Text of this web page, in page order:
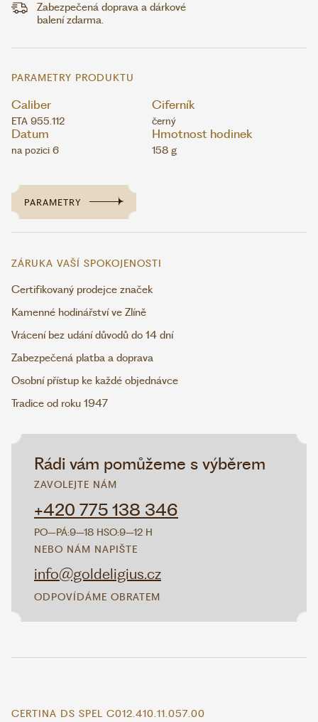
Rádi vám pomůžeme s výběrem
ZAVOLEJTE NÁM
+420 775 138 346
PO–PÁ:9–18 HSO:9–12 H
NEBO NÁM NAPIŠTE
info@goldeligius.cz
ODPOVÍDÁME OBRATEM
Zabezpečená doprava a dárkové
balení zdarma.
PARAMETRY PRODUKTU
Caliber
ETA 955.112
Ciferník
černý
Datum
na pozici 6
Hmotnost hodinek
158 g
PARAMETRY
ZÁRUKA VAŠÍ SPOKOJENOSTI
Certifikovaný prodejce značek
Kamenné hodinářství ve Zlíně
Vrácení bez udání důvodů do 14 dní
Zabezpečená platba a doprava
Osobní přístup ke každé objednávce
Tradice od roku 1947
CERTINA DS SPEL C012.410.11.057.00